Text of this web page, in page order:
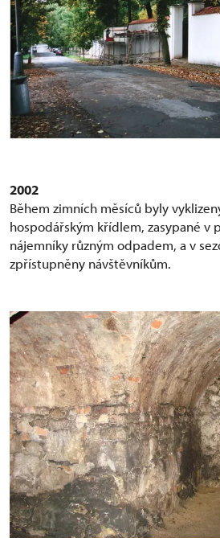
2002
Během zimních měsíců byly
hospodářským křídlem, zasypané v
nájemníky různým odpadem, a v
zpřístupněny návštěvníkům.